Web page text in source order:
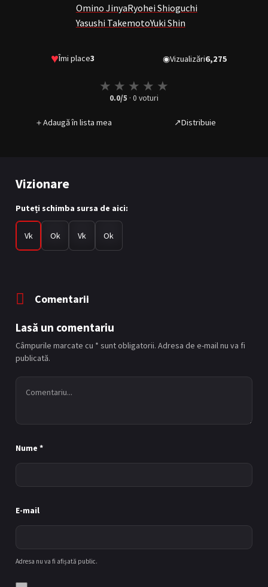
Omino JinyaRyohei Shioguchi
Yasushi TakemotoYuki Shin
♥Îmi place3
★ ★ ★ ★ ★
0.0/5 · 0 voturi
＋Adaugă în lista mea ↗Distribuie
◉Vizualizări6,275
Vizionare
Puteți schimba sursa de aici:
Vk Ok Vk Ok
Comentarii
Lasă un comentariu
Câmpurile marcate cu * sunt obligatorii. Adresa de e-mail nu va fi
publicată.
Nume *
E-mail
Adresa nu va fi afișată public.